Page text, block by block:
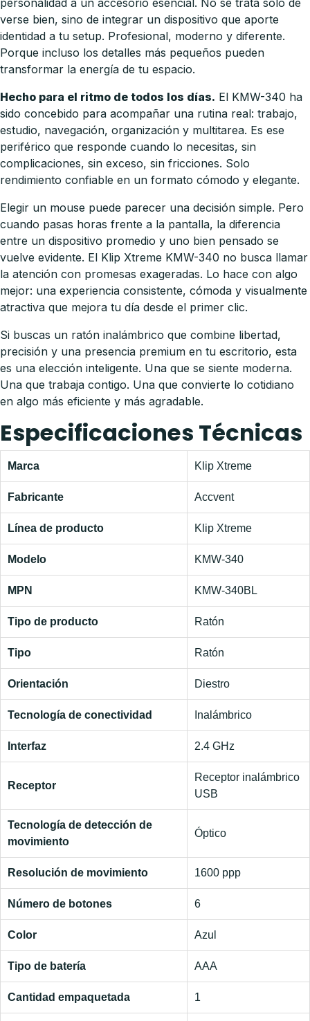
verse bien, sino de integrar un dispositivo que aporte
identidad a tu setup. Profesional, moderno y diferente.
Porque incluso los detalles más pequeños pueden
transformar la energía de tu espacio.
Hecho para el ritmo de todos los días. El KMW-340 ha
sido concebido para acompañar una rutina real: trabajo,
estudio, navegación, organización y multitarea. Es ese
periférico que responde cuando lo necesitas, sin
complicaciones, sin exceso, sin fricciones. Solo
rendimiento confiable en un formato cómodo y elegante.
Elegir un mouse puede parecer una decisión simple. Pero
cuando pasas horas frente a la pantalla, la diferencia
entre un dispositivo promedio y uno bien pensado se
vuelve evidente. El Klip Xtreme KMW-340 no busca llamar
la atención con promesas exageradas. Lo hace con algo
mejor: una experiencia consistente, cómoda y visualmente
atractiva que mejora tu día desde el primer clic.
Si buscas un ratón inalámbrico que combine libertad,
precisión y una presencia premium en tu escritorio, esta
es una elección inteligente. Una que se siente moderna.
Una que trabaja contigo. Una que convierte lo cotidiano
en algo más eficiente y más agradable.
Especificaciones Técnicas
Marca Klip Xtreme
Fabricante Accvent
Línea de producto Klip Xtreme
Modelo KMW-340
MPN KMW-340BL
Tipo de producto Ratón
Tipo Ratón
Orientación Diestro
Tecnología de conectividad Inalámbrico
Interfaz 2.4 GHz
Receptor
Receptor inalámbrico
USB
Tecnología de detección de
movimiento
Óptico
Resolución de movimiento 1600 ppp
Número de botones 6
Color Azul
Tipo de batería AAA
Cantidad empaquetada 1